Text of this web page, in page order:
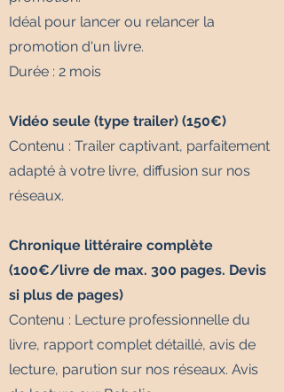
Idéal pour lancer ou relancer la
promotion d'un livre.
Durée : 2 mois
Vidéo seule (type trailer) (150€)
Contenu : Trailer captivant, parfaitement
adapté à votre livre, diffusion sur nos
réseaux.
Chronique littéraire complète
(100€/livre de max. 300 pages. Devis
si plus de pages)
Contenu : Lecture professionnelle du
livre, rapport complet détaillé, avis de
lecture, parution sur nos réseaux. Avis